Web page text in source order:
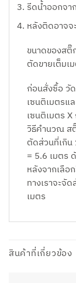
รีดน้ำออกจา
หลังติดอาจจ
ขนาดของสติ๊
ตัดขายเต็มเ
ก่อนสั่งซื้อ วั
เซนติเมตรแ
เซนติเมตร
วิธีคำนวณ ส
ตัดส่วนที่เกิน
= 5.6 เมตร
หลังจากเลือ
ทางเราจะจั
เมตร
สินค้าที่เกี่ยวข้อง